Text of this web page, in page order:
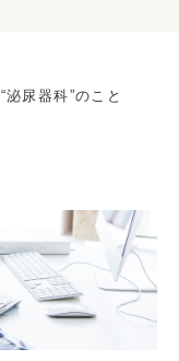
尿器科”のこと